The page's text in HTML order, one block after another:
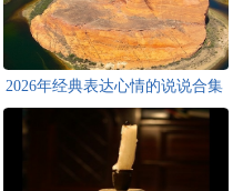
2026年经典表达心情的说说合集
90句